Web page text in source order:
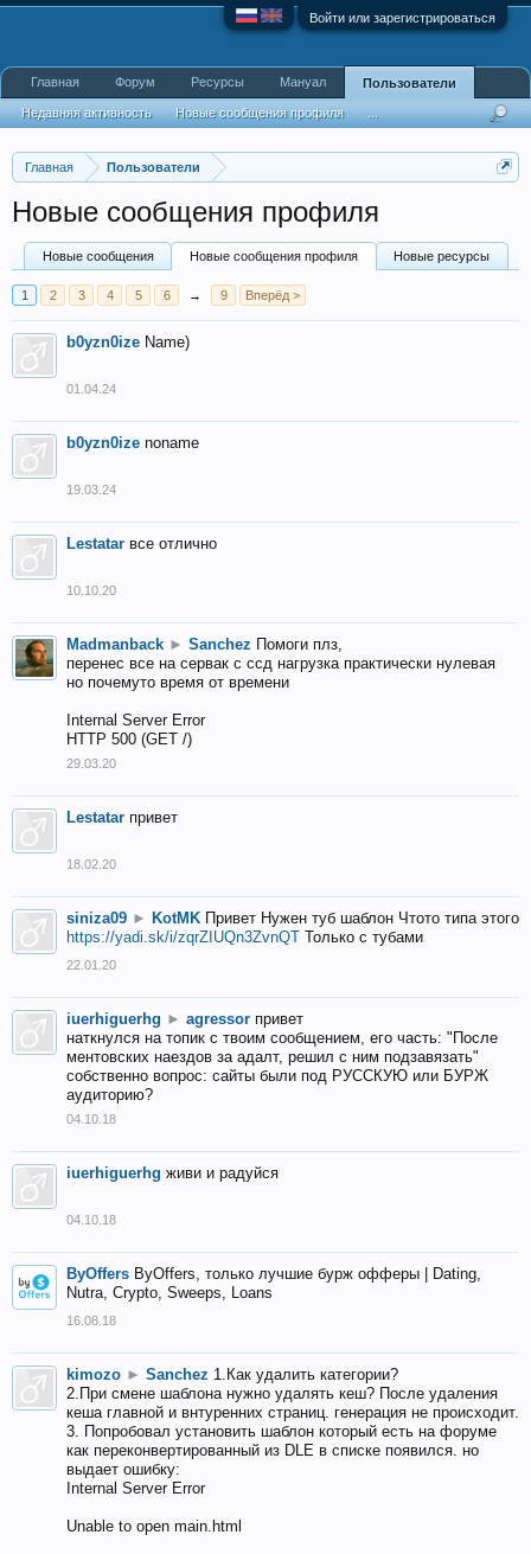
Войти или зарегистрироваться
Главная Пользователи
Новые сообщения профиля
Новые сообщения Новые сообщения профиля Новые ресурсы
1 2 3 4 5 6 → 9 Вперёд >
b0yzn0ize Name)
01.04.24
b0yzn0ize noname
19.03.24
Lestatar все отлично
10.10.20
Madmanback ► Sanchez Помоги плз,
перенес все на сервак с ссд нагрузка практически нулевая
но почемуто время от времени
Internal Server Error
HTTP 500 (GET /)
29.03.20
Lestatar привет
18.02.20
siniza09 ► KotMK Привет Нужен туб шаблон Чтото типа этого
https://yadi.sk/i/zqrZIUQn3ZvnQT Только с тубами
22.01.20
iuerhiguerhg ► agressor привет
наткнулся на топик с твоим сообщением, его часть: "После
ментовских наездов за адалт, решил с ним подзавязать"
собственно вопрос: сайты были под РУССКУЮ или БУРЖ
аудиторию?
04.10.18
iuerhiguerhg живи и радуйся
04.10.18
ByOffers ByOffers, только лучшие бурж офферы | Dating,
Nutra, Crypto, Sweeps, Loans
16.08.18
kimozo ► Sanchez 1.Как удалить категории?
2.При смене шаблона нужно удалять кеш? После удаления
кеша главной и внтуренних страниц. генерация не происходит.
3. Попробовал установить шаблон который есть на форуме
как переконвертированный из DLE в списке появился. но
выдает ошибку:
Internal Server Error
Unable to open main.html
Главная Форум Ресурсы Мануал Пользователи
Недавняя активность Новые сообщения профиля